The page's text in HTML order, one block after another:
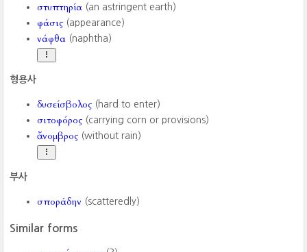
στυπτηρία (an astringent earth)
φάσις (appearance)
νάφθα (naphtha)
형용사
δυσείσβολος (hard to enter)
σιτοφόρος (carrying corn or provisions)
ἄνομβρος (without rain)
부사
σποράδην (scatteredly)
Similar forms